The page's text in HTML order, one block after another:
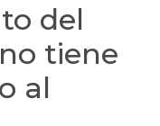
del
tiene
al